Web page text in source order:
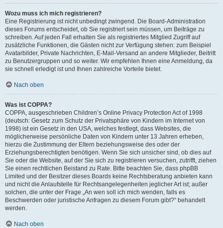
Wozu muss ich mich registrieren?
Eine Registrierung ist nicht unbedingt zwingend. Die Board-Administration
dieses Forums entscheidet, ob Sie registriert sein müssen, um Beiträge zu
schreiben. Auf jeden Fall erhalten Sie als registriertes Mitglied Zugriff auf
zusätzliche Funktionen, die Gästen nicht zur Verfügung stehen: zum Beispiel
Avatarbilder, Private Nachrichten, E-Mail-Versand an andere Mitglieder, Beitritt
zu Benutzergruppen und so weiter. Wir empfehlen Ihnen eine Anmeldung, da
sie schnell erledigt ist und Ihnen zahlreiche Vorteile bietet.
Nach oben
Was ist COPPA?
COPPA, ausgeschrieben Children’s Online Privacy Protection Act of 1998
(deutsch: Gesetz zum Schutz der Privatsphäre von Kindern im Internet von
1998) ist ein Gesetz in den USA, welches festlegt, dass Websites, die
möglicherweise persönliche Daten von Kindern unter 13 Jahren erheben,
hierzu die Zustimmung der Eltern beziehungsweise des oder der
Erziehungsberechtigten benötigen. Wenn Sie sich unsicher sind, ob dies auf
Sie oder die Website, auf der Sie sich zu registrieren versuchen, zutrifft, ziehen
Sie einen rechtlichen Beistand zu Rate. Bitte beachten Sie, dass phpBB
Limited und der Besitzer dieses Boards keine Rechtsberatung anbieten kann
und nicht die Anlaufstelle für Rechtsangelegenheiten jeglicher Art ist; außer
solchen, die unter der Frage „An wen soll ich mich wenden, falls es
Beschwerden oder juristische Anfragen zu diesem Forum gibt?“ behandelt
werden.
Nach oben